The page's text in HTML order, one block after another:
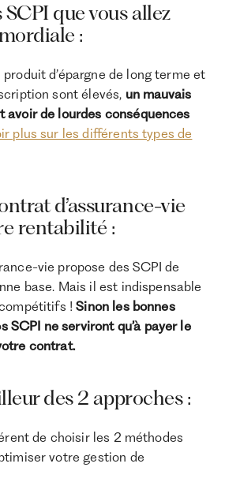
que vous allez
:
produit d’épargne de long terme et
sont élevés, un mauvais
avoir de lourdes conséquences
plus sur les différents types de
d’assurance-vie
rentabilité :
vie propose des SCPI de
base. Mais il est indispensable
!Sinon les bonnes
SCPI ne serviront qu’à payer le
contrat.
des 2 approches :
de choisir les 2 méthodes
votre gestion de